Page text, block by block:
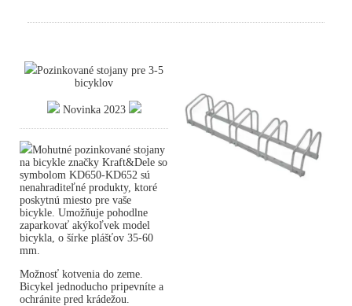
Pozinkované stojany pre 3-5
bicyklov
Novinka 2023
Mohutné pozinkované stojany
na bicykle značky Kraft&Dele so
symbolom KD650-KD652 sú
nenahraditeľné produkty, ktoré
poskytnú miesto pre vaše
bicykle. Umožňuje pohodlne
zaparkovať akýkoľvek model
bicykla, o šírke plášťov 35-60
mm.
Možnosť kotvenia do zeme.
Bicykel jednoducho pripevníte a
ochránite pred krádežou.